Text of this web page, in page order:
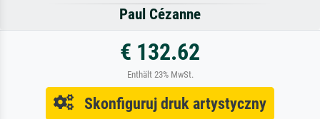
Paul Cézanne
€ 132.62
Enthält 23% MwSt.
Skonfiguruj druk artystyczny